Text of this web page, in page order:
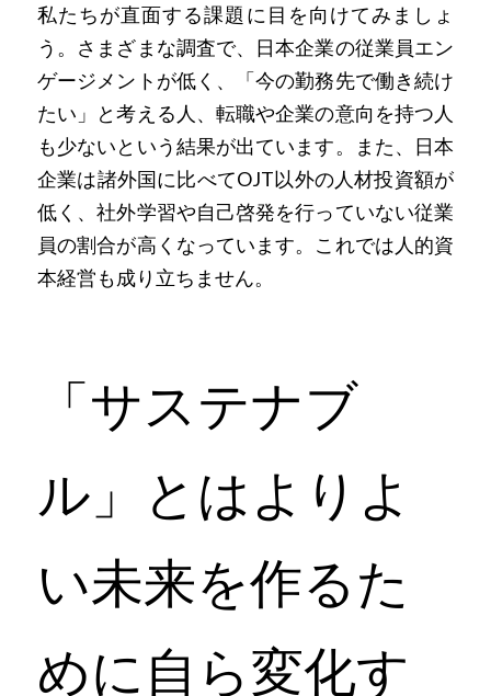
私たちが直面する課題に目を向けてみましょ
う。さまざまな調査で、日本企業の従業員エン
ゲージメントが低く、「今の勤務先で働き続け
たい」と考える人、転職や企業の意向を持つ人
も少ないという結果が出ています。また、日本
企業は諸外国に比べてOJT以外の人材投資額が
低く、社外学習や自己啓発を行っていない従業
員の割合が高くなっています。これでは人的資
本経営も成り立ちません。
「サステナブ
ル」とはよりよ
い未来を作るた
めに自ら変化す